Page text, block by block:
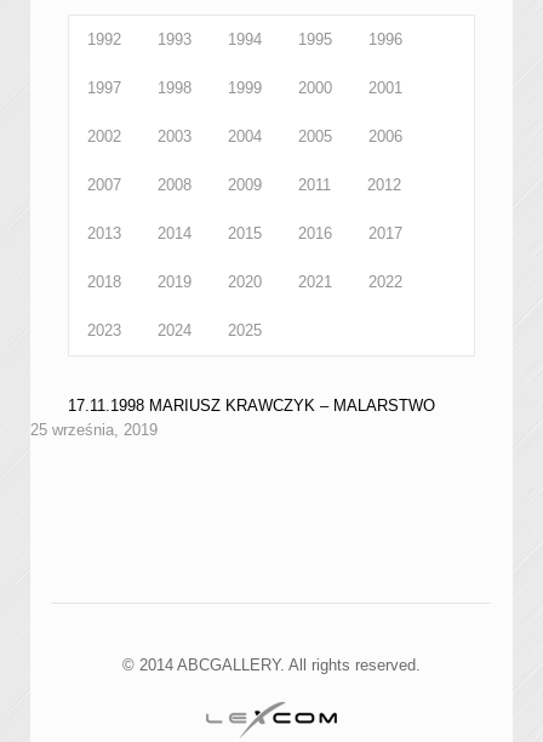
1992 1993 1994 1995 1996
1997 1998 1999 2000 2001
2002 2003 2004 2005 2006
2007 2008 2009 2011 2012
2013 2014 2015 2016 2017
2018 2019 2020 2021 2022
2023 2024 2025
17.11.1998 MARIUSZ KRAWCZYK – MALARSTWO
25 września, 2019
© 2014 ABCGALLERY. All rights reserved.